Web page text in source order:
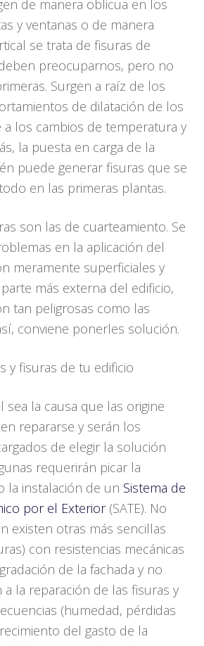
de manera oblicua en los
y ventanas o de manera
se trata de fisuras de
preocuparnos, pero no
Surgen a raíz de los
de dilatación de los
a los cambios de temperatura y
la puesta en carga de la
puede generar fisuras que se
en las primeras plantas.
son las de cuarteamiento. Se
en la aplicación del
meramente superficiales y
más externa del edificio,
tan peligrosas como las
conviene ponerles solución.
y fisuras de tu edificio
sea la causa que las origine
repararse y serán los
de elegir la solución
requerirán picar la
la instalación de un Sistema de
por el Exterior(SATE). No
existen otras más sencillas
con resistencias mecánicas
de la fachada y no
la reparación de las fisuras y
(humedad, pérdidas
del gasto de la